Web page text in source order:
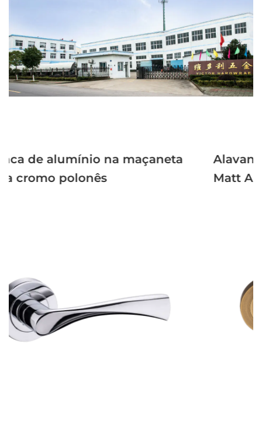
Alavanca na maçaneta da
Matt Antique Brass 1 x